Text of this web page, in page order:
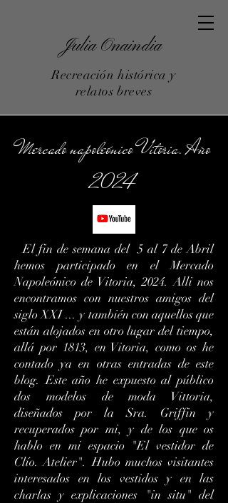
Julia Onaindia
Recreación histórica y
relatos breves
Mercado napoleónico Vitoria. Año
2024
El fin de semana del 5 al 7 de Abril
hemos participado en el Mercado
Napoleónico de Vitoria, 2024. Alli nos
encontramos con nuestros amigos del
siglo XXI ... y también con aquellos que
están alojados en otro lugar del tiempo,
allá por 1813, en Vitoria, como os he
contado ya en otras entradas de este
blog. Este año he expuesto al público
dos modelos de moda Vittoria,
diseñados por la Sra. Griffin y
recuperados por mi, y de los que os
hablo en mi espacio "El vestidor de
Clío. Atelier". Hubo muchos visitantes
interesados en los vestidos y en las
charlas y explicaciones "in situ" del